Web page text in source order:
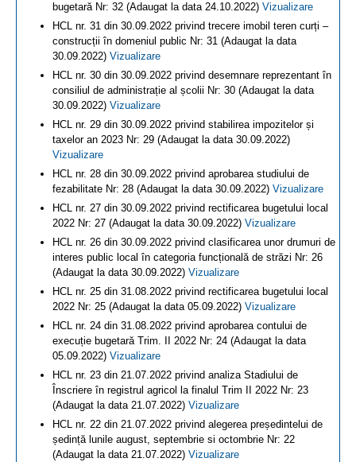
bugetară Nr: 32 (Adaugat la data 24.10.2022) Vizualizare
HCL nr. 31 din 30.09.2022 privind trecere imobil teren curți –
construcții în domeniul public Nr: 31 (Adaugat la data
30.09.2022) Vizualizare
HCL nr. 30 din 30.09.2022 privind desemnare reprezentant în
consiliul de administrație al școlii Nr: 30 (Adaugat la data
30.09.2022) Vizualizare
HCL nr. 29 din 30.09.2022 privind stabilirea impozitelor și
taxelor an 2023 Nr: 29 (Adaugat la data 30.09.2022)
Vizualizare
HCL nr. 28 din 30.09.2022 privind aprobarea studiului de
fezabilitate Nr: 28 (Adaugat la data 30.09.2022) Vizualizare
HCL nr. 27 din 30.09.2022 privind rectificarea bugetului local
2022 Nr: 27 (Adaugat la data 30.09.2022) Vizualizare
HCL nr. 26 din 30.09.2022 privind clasificarea unor drumuri de
interes public local în categoria funcțională de străzi Nr: 26
(Adaugat la data 30.09.2022) Vizualizare
HCL nr. 25 din 31.08.2022 privind rectificarea bugetului local
2022 Nr: 25 (Adaugat la data 05.09.2022) Vizualizare
HCL nr. 24 din 31.08.2022 privind aprobarea contului de
execuție bugetară Trim. II 2022 Nr: 24 (Adaugat la data
05.09.2022) Vizualizare
HCL nr. 23 din 21.07.2022 privind analiza Stadiului de
Înscriere în registrul agricol la finalul Trim II 2022 Nr: 23
(Adaugat la data 21.07.2022) Vizualizare
HCL nr. 22 din 21.07.2022 privind alegerea președintelui de
ședință lunile august, septembrie si octombrie Nr: 22
(Adaugat la data 21.07.2022) Vizualizare